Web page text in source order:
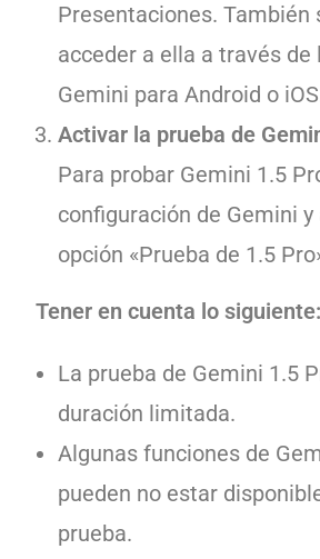
Presentaciones. También
acceder a ella a través de
Gemini para Android o
Activar la prueba de
Para probar Gemini 1.5
configuración de Gemini
opción «Prueba de 1.5
Tener en cuenta lo siguiente:
La prueba de Gemini 1.5
duración limitada.
Algunas funciones de
pueden no estar
prueba.